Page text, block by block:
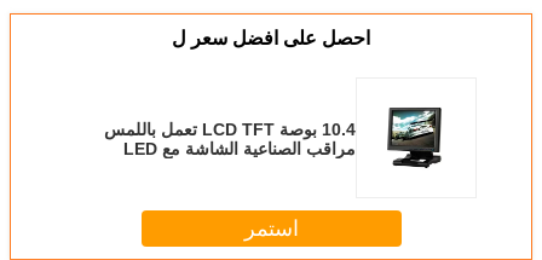
احصل على افضل سعر ل
10.4 بوصة LCD TFT تعمل باللمس
مراقب الصناعية الشاشة مع LED
استمر